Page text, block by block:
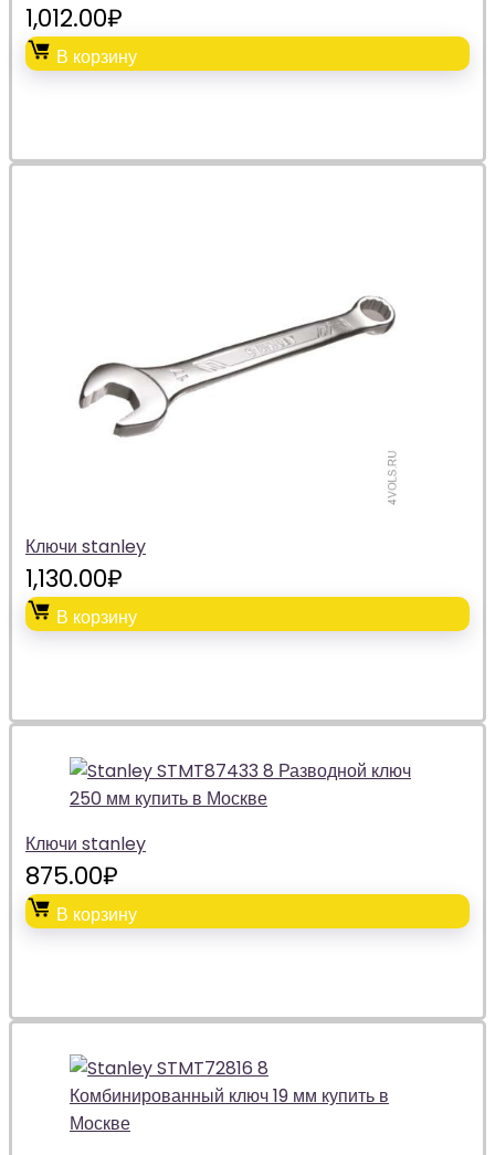
1,012.00₽
В корзину
Ключи stanley
1,130.00₽
В корзину
Ключи stanley
875.00₽
В корзину